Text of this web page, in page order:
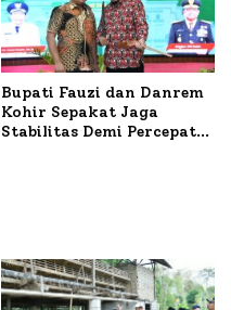
Bupati Fauzi dan Danrem
Kohir Sepakat Jaga
Stabilitas Demi Percepat